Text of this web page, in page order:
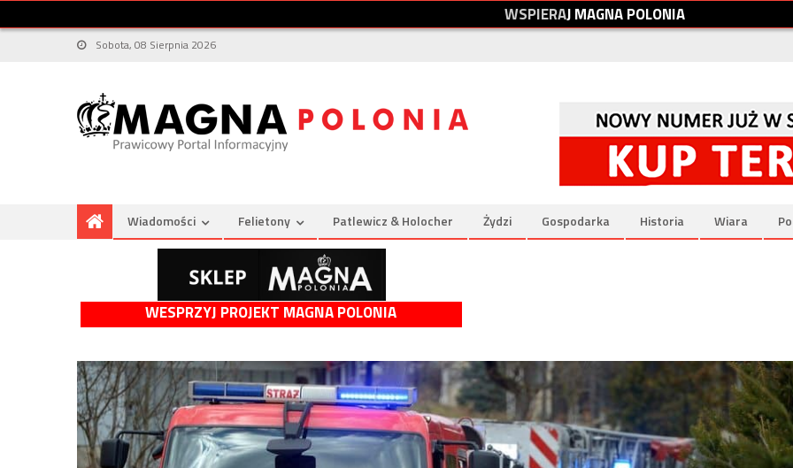
WSPIERAJMAGNAPOLONIA
Sobota, 08 Sierpnia 2026
Wiadomości Felietony Patlewicz & Holocher Żydzi Gospodarka Historia Wiara
WESPRZYJ PROJEKT MAGNA POLONIA